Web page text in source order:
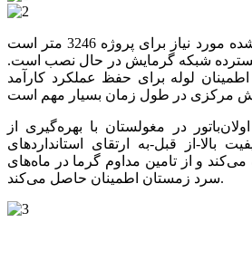
مقدار لوله از قبل عایق شده مورد نیاز برای پروژه 3246 متر است
شبکه گرمایش در حال نصب است.
لوله برای حفظ عملکرد کارآمد
در مغولستان با بهره‌گیری از
بالا-از قبل-به ارتقای استانداردهای
و از تامین مداوم گرما در ماه‌های
سرد زمستان اطمینان حاصل می‌کند.